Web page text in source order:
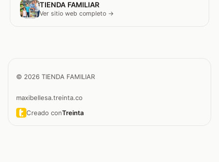
TIENDA FAMILIAR
Ver sitio web completo →
© 2026 TIENDA FAMILIAR
maxibellesa.treinta.co
Creado conTreinta